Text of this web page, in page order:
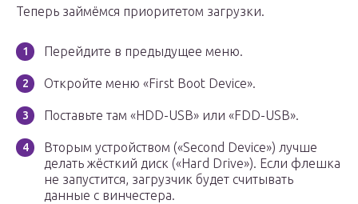
Теперь займёмся приоритетом загрузки.
Перейдите в предыдущее меню.
Откройте меню «First Boot Device».
Поставьте там «HDD-USB» или «FDD-USB».
Вторым устройством («Second Device») лучше
делать жёсткий диск («Hard Drive»). Если флешка
не запустится, загрузчик будет считывать
данные с винчестера.